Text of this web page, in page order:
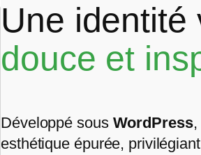
Une identité
douce et
Développé sous WordPress,
esthétique épurée,